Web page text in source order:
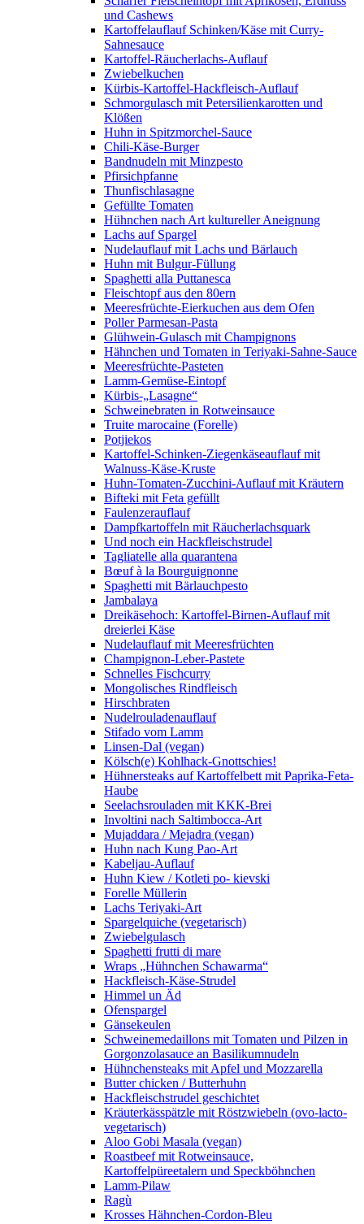
und Cashews
Kartoffelauflauf Schinken/Käse mit Curry-
Sahnesauce
Kartoffel-Räucherlachs-Auflauf
Zwiebelkuchen
Kürbis-Kartoffel-Hackfleisch-Auflauf
Schmorgulasch mit Petersilienkarotten und
Klößen
Huhn in Spitzmorchel-Sauce
Chili-Käse-Burger
Bandnudeln mit Minzpesto
Pfirsichpfanne
Thunfischlasagne
Gefüllte Tomaten
Hühnchen nach Art kultureller Aneignung
Lachs auf Spargel
Nudelauflauf mit Lachs und Bärlauch
Huhn mit Bulgur-Füllung
Spaghetti alla Puttanesca
Fleischtopf aus den 80ern
Meeresfrüchte-Eierkuchen aus dem Ofen
Poller Parmesan-Pasta
Glühwein-Gulasch mit Champignons
Hähnchen und Tomaten in Teriyaki-Sahne-Sauce
Meeresfrüchte-Pasteten
Lamm-Gemüse-Eintopf
Kürbis-„Lasagne“
Schweinebraten in Rotweinsauce
Truite marocaine (Forelle)
Potjiekos
Kartoffel-Schinken-Ziegenkäseauflauf mit
Walnuss-Käse-Kruste
Huhn-Tomaten-Zucchini-Auflauf mit Kräutern
Bifteki mit Feta gefüllt
Faulenzerauflauf
Dampfkartoffeln mit Räucherlachsquark
Und noch ein Hackfleischstrudel
Tagliatelle alla quarantena
Bœuf à la Bourguignonne
Spaghetti mit Bärlauchpesto
Jambalaya
Dreikäsehoch: Kartoffel-Birnen-Auflauf mit
dreierlei Käse
Nudelauflauf mit Meeresfrüchten
Champignon-Leber-Pastete
Schnelles Fischcurry
Mongolisches Rindfleisch
Hirschbraten
Nudelrouladenauflauf
Stifado vom Lamm
Linsen-Dal (vegan)
Kölsch(e) Kohlhack-Gnottschies!
Hühnersteaks auf Kartoffelbett mit Paprika-Feta-
Haube
Seelachsrouladen mit KKK-Brei
Involtini nach Saltimbocca-Art
Mujaddara / Mejadra (vegan)
Huhn nach Kung Pao-Art
Kabeljau-Auflauf
Huhn Kiew / Kotleti po- kievski
Forelle Müllerin
Lachs Teriyaki-Art
Spargelquiche (vegetarisch)
Zwiebelgulasch
Spaghetti frutti di mare
Wraps „Hühnchen Schawarma“
Hackfleisch-Käse-Strudel
Himmel un Äd
Ofenspargel
Gänsekeulen
Schweinemedaillons mit Tomaten und Pilzen in
Gorgonzolasauce an Basilikumnudeln
Hühnchensteaks mit Apfel und Mozzarella
Butter chicken / Butterhuhn
Hackfleischstrudel geschichtet
Kräuterkässpätzle mit Röstzwiebeln (ovo-lacto-
vegetarisch)
Aloo Gobi Masala (vegan)
Roastbeef mit Rotweinsauce,
Kartoffelpüreetalern und Speckböhnchen
Lamm-Pilaw
Ragù
Krosses Hähnchen-Cordon-Bleu